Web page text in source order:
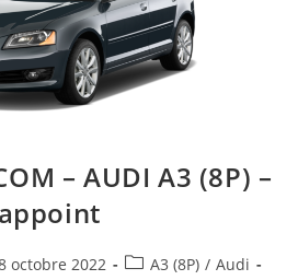
– AUDI A3 (8P) –
octobre 2022
PostA3 (8P) / Audi